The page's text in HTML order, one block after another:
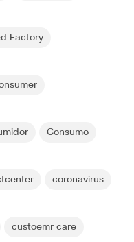
Factory
Consumo
coronavirus
custoemr care